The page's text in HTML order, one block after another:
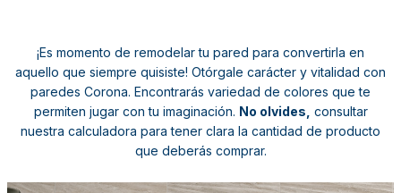
¡Es momento de remodelar tu pared para convertirla en
aquello que siempre quisiste! Otórgale carácter y vitalidad con
paredes Corona. Encontrarás variedad de colores que te
permiten jugar con tu imaginación. No olvides, consultar
nuestra calculadora para tener clara la cantidad de producto
que deberás comprar.